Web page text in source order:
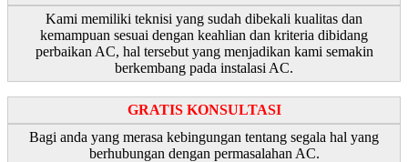
Kami memiliki teknisi yang sudah dibekali kualitas dan
kemampuan sesuai dengan keahlian dan kriteria dibidang
perbaikan AC, hal tersebut yang menjadikan kami semakin
berkembang pada instalasi AC.
GRATIS KONSULTASI
Bagi anda yang merasa kebingungan tentang segala hal yang
berhubungan dengan permasalahan AC.